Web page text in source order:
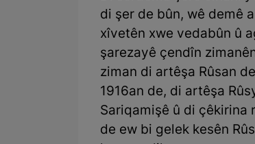
di şer de bûn, wê demê
xîvetên xwe vedabûn û
şarezayê çendîn
ziman di artêşa Rûsan
1916an de, di artêşa
Sariqamişê û di çêkirina
de ew bi gelek kesên